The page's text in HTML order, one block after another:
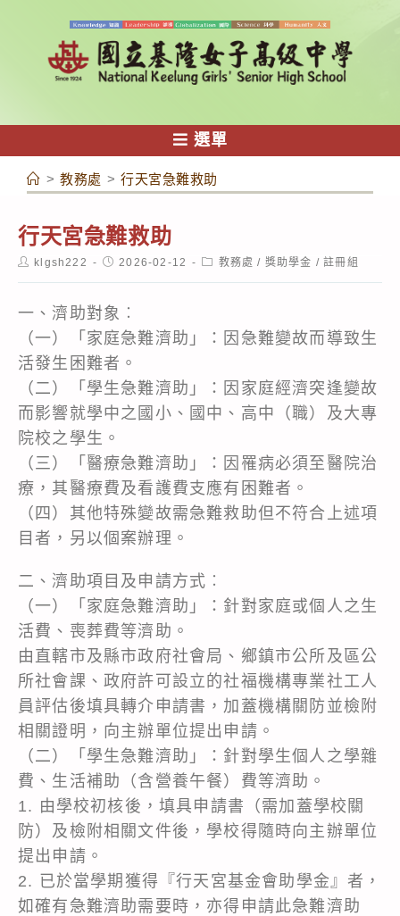
容
選單
> 教務處 > 行天宮急難救助
行天宮急難救助
Postklgsh222
Post2026-02-12
Post教務處 / 獎助學金 / 註冊組
一、濟助對象︰
（一）「家庭急難濟助」：因急難變故而導致生
活發生困難者。
（二）「學生急難濟助」：因家庭經濟突逢變故
而影響就學中之國小、國中、高中（職）及大專
院校之學生。
（三）「醫療急難濟助」：因罹病必須至醫院治
療，其醫療費及看護費支應有困難者。
（四）其他特殊變故需急難救助但不符合上述項
目者，另以個案辦理。
二、濟助項目及申請方式︰
（一）「家庭急難濟助」：針對家庭或個人之生
活費、喪葬費等濟助。
由直轄市及縣市政府社會局、鄉鎮市公所及區公
所社會課、政府許可設立的社福機構專業社工人
員評估後填具轉介申請書，加蓋機構關防並檢附
相關證明，向主辦單位提出申請。
（二）「學生急難濟助」：針對學生個人之學雜
費、生活補助（含營養午餐）費等濟助。
1. 由學校初核後，填具申請書（需加蓋學校關
防）及檢附相關文件後，學校得隨時向主辦單位
提出申請。
2. 已於當學期獲得『行天宮基金會助學金』者，
如確有急難濟助需要時，亦得申請此急難濟助